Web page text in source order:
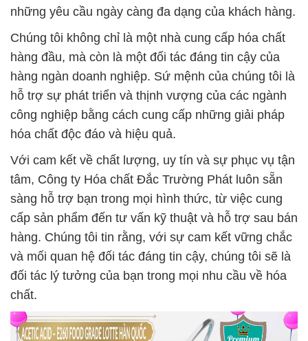
những yêu cầu ngày càng đa dạng của khách hàng.
Chúng tôi không chỉ là một nhà cung cấp hóa chất
hàng đầu, mà còn là một đối tác đáng tin cậy của
hàng ngàn doanh nghiệp. Sứ mệnh của chúng tôi là
hỗ trợ sự phát triển và thịnh vượng của các ngành
công nghiệp bằng cách cung cấp những giải pháp
hóa chất độc đáo và hiệu quả.
Với cam kết về chất lượng, uy tín và sự phục vụ tận
tâm, Công ty Hóa chất Đắc Trường Phát luôn sẵn
sàng hỗ trợ bạn trong mọi hình thức, từ việc cung
cấp sản phẩm đến tư vấn kỹ thuật và hỗ trợ sau bán
hàng. Chúng tôi tin rằng, với sự cam kết vững chắc
và mối quan hệ đối tác đáng tin cậy, chúng tôi sẽ là
đối tác lý tưởng của bạn trong mọi nhu cầu về hóa
chất.